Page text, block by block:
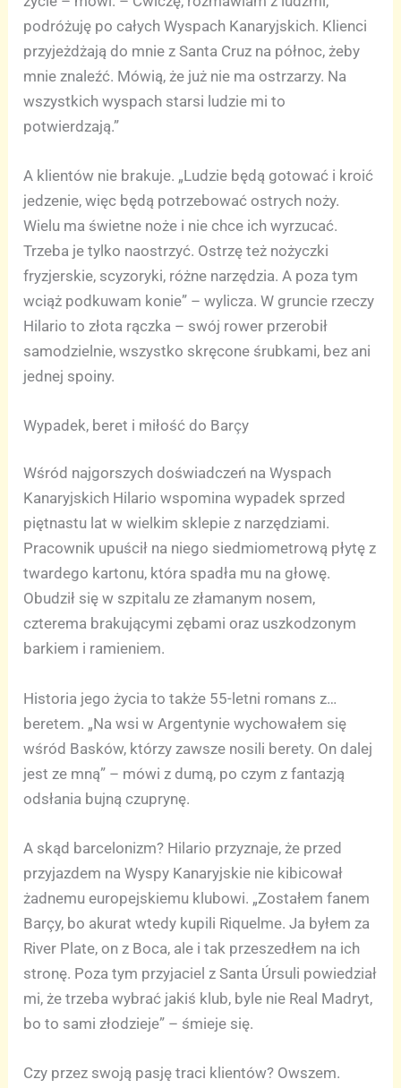
podróżuję po całych Wyspach Kanaryjskich. Klienci
przyjeżdżają do mnie z Santa Cruz na północ, żeby
mnie znaleźć. Mówią, że już nie ma ostrzarzy. Na
wszystkich wyspach starsi ludzie mi to
potwierdzają.”
A klientów nie brakuje. „Ludzie będą gotować i kroić
jedzenie, więc będą potrzebować ostrych noży.
Wielu ma świetne noże i nie chce ich wyrzucać.
Trzeba je tylko naostrzyć. Ostrzę też nożyczki
fryzjerskie, scyzoryki, różne narzędzia. A poza tym
wciąż podkuwam konie” – wylicza. W gruncie rzeczy
Hilario to złota rączka – swój rower przerobił
samodzielnie, wszystko skręcone śrubkami, bez ani
jednej spoiny.
Wypadek, beret i miłość do Barçy
Wśród najgorszych doświadczeń na Wyspach
Kanaryjskich Hilario wspomina wypadek sprzed
piętnastu lat w wielkim sklepie z narzędziami.
Pracownik upuścił na niego siedmiometrową płytę z
twardego kartonu, która spadła mu na głowę.
Obudził się w szpitalu ze złamanym nosem,
czterema brakującymi zębami oraz uszkodzonym
barkiem i ramieniem.
Historia jego życia to także 55-letni romans z…
beretem. „Na wsi w Argentynie wychowałem się
wśród Basków, którzy zawsze nosili berety. On dalej
jest ze mną” – mówi z dumą, po czym z fantazją
odsłania bujną czuprynę.
A skąd barcelonizm? Hilario przyznaje, że przed
przyjazdem na Wyspy Kanaryjskie nie kibicował
żadnemu europejskiemu klubowi. „Zostałem fanem
Barçy, bo akurat wtedy kupili Riquelme. Ja byłem za
River Plate, on z Boca, ale i tak przeszedłem na ich
stronę. Poza tym przyjaciel z Santa Úrsuli powiedział
mi, że trzeba wybrać jakiś klub, byle nie Real Madryt,
bo to sami złodzieje” – śmieje się.
Czy przez swoją pasję traci klientów? Owszem.